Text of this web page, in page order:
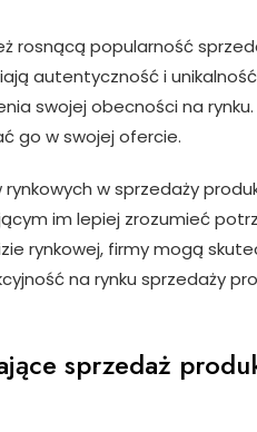
rosnącą popularność
autentyczność i
swojej obecności na
go w swojej ofercie.
w sprzedaży
im lepiej zrozumieć
rynkowej, firmy mogą
na rynku sprzedaży
sprzedaż